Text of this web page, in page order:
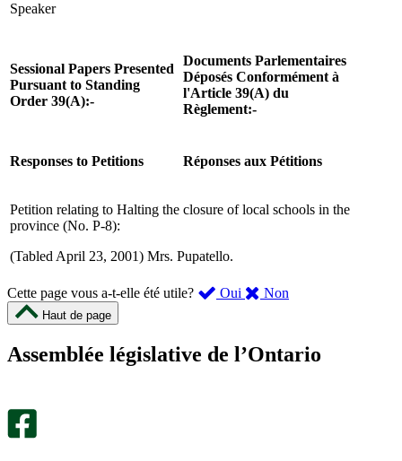
Speaker
Sessional Papers Presented
Pursuant to Standing
Order 39(A):-
Documents Parlementaires
Déposés Conformément à
l'Article 39(A) du
Règlement:-
Responses to Petitions Réponses aux Pétitions
Petition relating to Halting the closure of local schools in the
province (No. P-8):
(Tabled April 23, 2001) Mrs. Pupatello.
Cette page vous a-t-elle été utile? Oui ,
été
Non
m’a
Haut de page
Assemblée législative de l’Ontario